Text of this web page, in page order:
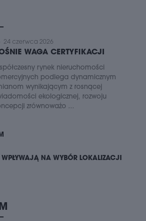
24 czerwca 2026
WAGA CERTYFIKACJI
rynek nieruchomości
podlega dynamicznym
wynikającym z rosnącej
ekologicznej, rozwoju
zrównoważo ...
NA WYBÓR LOKALIZACJI